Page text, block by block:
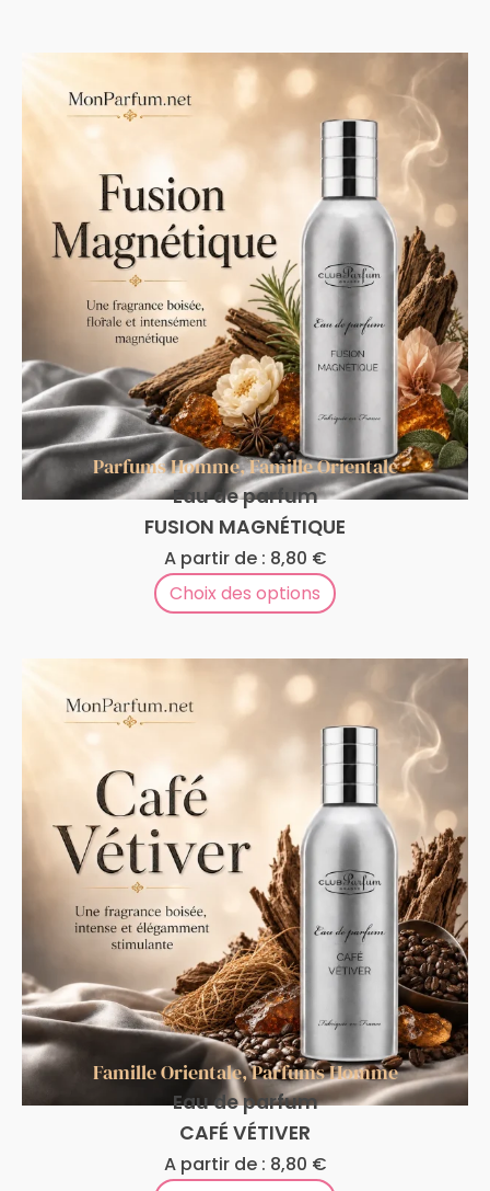
Parfums Homme,Famille Orientale
Eau de parfum
FUSION MAGNÉTIQUE
A partir de : 8,80 €
Choix des options
Famille Orientale,Parfums Homme
Eau de parfum
CAFÉ VÉTIVER
A partir de : 8,80 €